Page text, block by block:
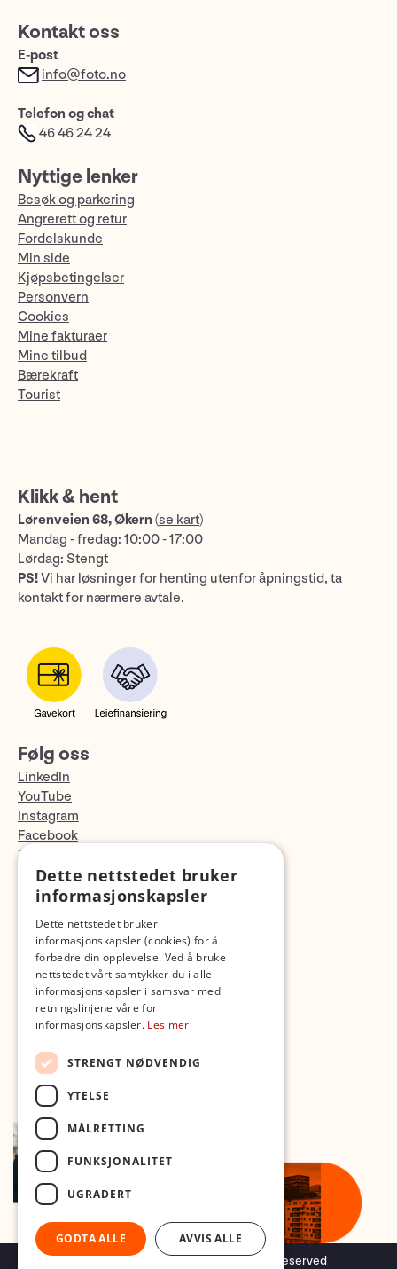
Kontakt oss
E-post
info@foto.no
Telefon og chat
46 46 24 24
Nyttige lenker
Besøk og parkering
Angrerett og retur
Fordelskunde
Min side
Kjøpsbetingelser
Personvern
Cookies
Mine fakturaer
Mine tilbud
Bærekraft
Tourist
Klikk & hent
Lørenveien 68, Økern (se kart)
Mandag - fredag: 10:00 - 17:00
Lørdag: Stengt
PS!Vi har løsninger for henting utenfor åpningstid, ta
kontakt for nærmere avtale.
Følg oss
LinkedIn
YouTube
Instagram
Facebook
TikTok
Fotopodden
Copyright © 2026 Foto.no - All rights reserved
Dette nettstedet bruker
informasjonskapsler
Dette nettstedet bruker
informasjonskapsler (cookies) for å
forbedre din opplevelse. Ved å bruke
nettstedet vårt samtykker du i alle
informasjonskapsler i samsvar med
retningslinjene våre for
informasjonskapsler. Les mer
STRENGT NØDVENDIG
YTELSE
MÅLRETTING
FUNKSJONALITET
UGRADERT
GODTA ALLE AVVIS ALLE